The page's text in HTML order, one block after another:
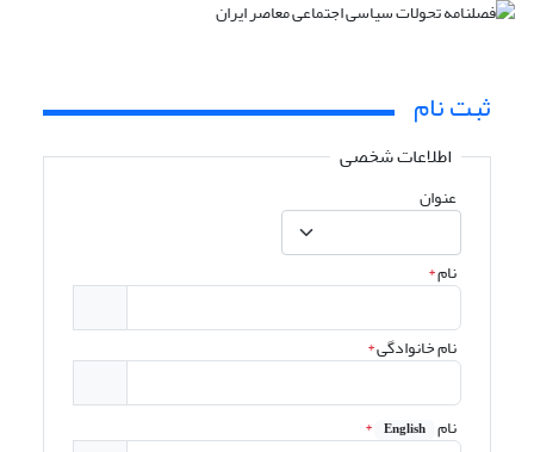
ثبت نام
اطلاعات شخصی
عنوان
نام*
نام خانوادگی*
نام English
*